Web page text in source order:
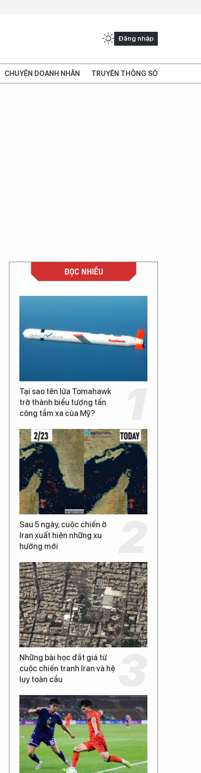
Đăng nhập
CHUYỆN DOANH NHÂN TRUYỀN THÔNG SỐ
ĐỌC NHIỀU
Tại sao tên lửa Tomahawk
trở thành biểu tượng tấn
công tầm xa của Mỹ?
Sau 5 ngày, cuộc chiến ở
Iran xuất hiện những xu
hướng mới
Những bài học đắt giá từ
cuộc chiến tranh Iran và hệ
lụy toàn cầu